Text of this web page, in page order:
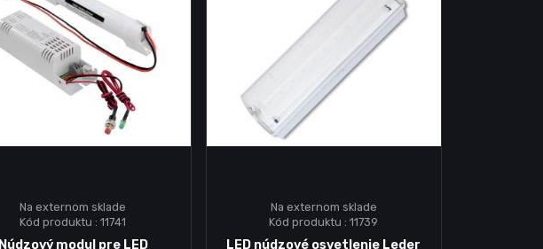
Vložiť do košika
Na externom sklade
Kód produktu : 11741
Núdzový modul pre LED Vložiť do košika
Na externom sklade
Kód produktu : 11739
LED núdzové osvetlenie Leder